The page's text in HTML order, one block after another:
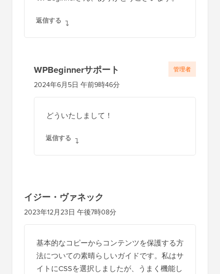
返信する
WPBeginnerサポート
2024年6月5日 午前9時46分
どういたしまして！
返信する
管理者
イジー・ヴァネック
2023年12月23日 午後7時08分
基本的なコピーからコンテンツを保護する方
法についての素晴らしいガイドです。私はサ
イトにCSSを選択しましたが、うまく機能し